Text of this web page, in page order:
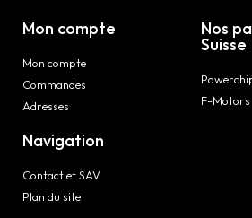
Mon compte
Mon compte
Commandes
Adresses
Navigation
Contact et SAV
Plan du site
Nos
Suisse
F-Motors